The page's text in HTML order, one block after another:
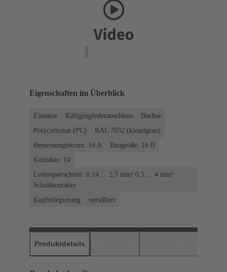
Eigenschaften im Überblick
Einsätze Käfigzugfederanschluss
Buchse
Polycarbonat (PC)
RAL 7032 (kieselgrau)
Bemessungsstrom: ‌16 A
Baugröße: 16 B
Kontakte: 14
Leiterquerschnitt: 0,14 ... 2,5 mm² 0,5 ... 4 mm²
Schaltkontakte
Kupferlegierung
versilbert
Produktdetails